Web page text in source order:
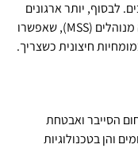
לבסוף, יותר ארגונים
אימצו מודלי עבודה גמישים ושירותי אבטחה מנוהלים (MSS), שאפשרו
חיצונית כשצריך.
הסייבר ואבטחת
והן בטכנולוגיות